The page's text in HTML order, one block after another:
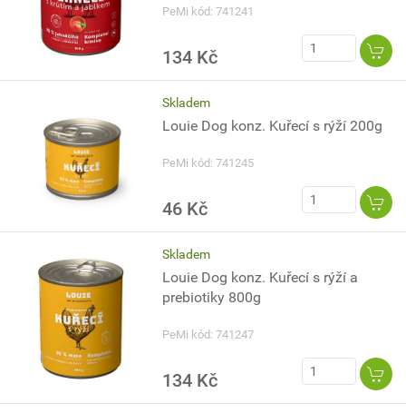
PeMi kód: 741241
134 Kč
Skladem
Louie Dog konz. Kuřecí s rýží 200g
PeMi kód: 741245
46 Kč
Skladem
Louie Dog konz. Kuřecí s rýží a
prebiotiky 800g
PeMi kód: 741247
134 Kč